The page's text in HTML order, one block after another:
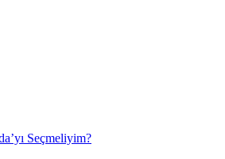
Seçmeliyim?